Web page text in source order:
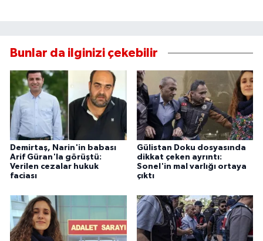
Bunlar da ilginizi çekebilir
Demirtaş, Narin'in babası
Arif Güran'la görüştü:
Verilen cezalar hukuk
faciası
Gülistan Doku dosyasında
dikkat çeken ayrıntı:
Sonel'in mal varlığı ortaya
çıktı